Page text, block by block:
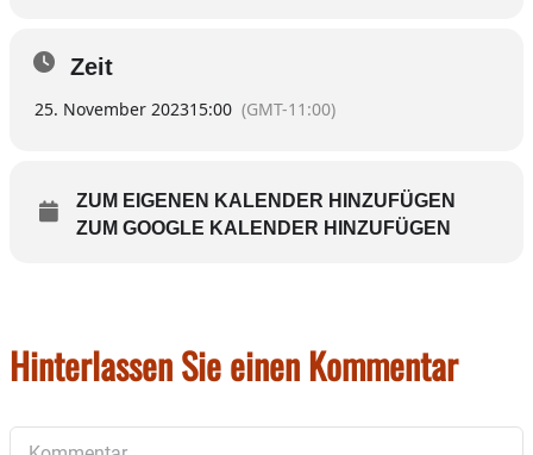
Zeit
25. November 202315:00 (GMT-11:00)
ZUM EIGENEN KALENDER HINZUFÜGEN
ZUM GOOGLE KALENDER HINZUFÜGEN
Hinterlassen Sie einen Kommentar